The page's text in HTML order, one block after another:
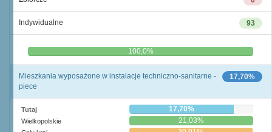
93
Indywidualne
0,0% 100,0%
17,70%
Mieszkania wyposażone w instalacje techniczno-sanitarne -
piece
Tutaj 17,70%
Wielkopolskie 21,03%